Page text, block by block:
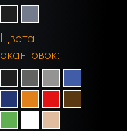
Цвета
окантовок: